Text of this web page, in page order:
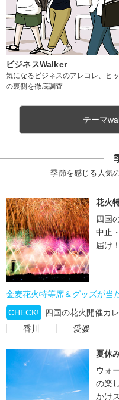
ビジネスWalker
気になるビジネスのアレコレ、ヒ
の裏側を徹底調査
テーマ
季節を感じる人気
花火
四国
中止
届け！
金麦花火特等席＆グッズが当
CHECK!
四国の花火開催カ
香川
愛媛
夏休
ウォ
の楽
かけ